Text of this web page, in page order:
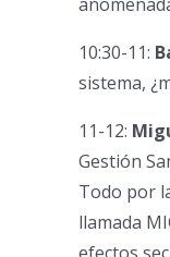
10:30-11:
sistema,
11-12:
Gestión
Todo por
llamada